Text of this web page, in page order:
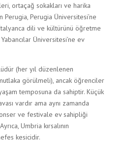
ortaçağ sokakları ve harika
Perugia, Perugia Üniversitesi’ne
dili ve kültürünü öğretme
Üniversitesi’ne ev
(her yıl düzenlenen
görülmeli), ancak öğrenciler
temposuna da sahiptir. Küçük
vardır ama aynı zamanda
ve festivale ev sahipliği
Umbria kırsalının
kesicidir.